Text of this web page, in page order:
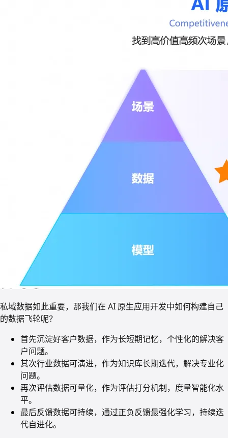
私域数据如此重要，那我们在 AI 原生应用开发中如何构建自己
的数据飞轮呢？
首先沉淀好客户数据，作为长短期记忆，个性化的解决客
户问题。
其次行业数据可演进，作为知识库长期迭代，解决专业化
问题。
再次评估数据可量化，作为评估打分机制，度量智能化水
平。
最后反馈数据可持续，通过正负反馈最强化学习，持续迭
代自进化。